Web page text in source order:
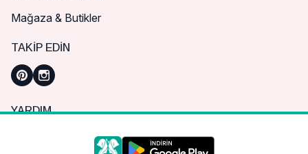
Mağaza & Butikler
TAKIP EDIN
YARDIM
Sık Sorulan Sorular